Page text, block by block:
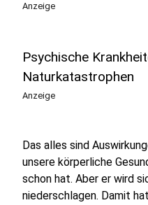
Anzeige
Psychische
Naturkatastrophen
Anzeige
Das alles sind
unsere körperliche
schon hat. Aber er wird
niederschlagen. Damit